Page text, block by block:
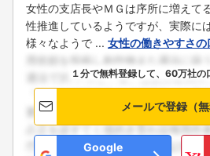
女性の支店長やＭＧは序所に増えて
性推進しているようですが、実際に
様々なようで ... 女性の働きやすさ
１分で無料登録して、60万社の
メールで登録（無
Google